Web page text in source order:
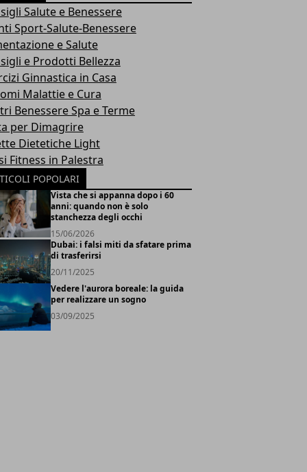
Salute e Benessere
Sport-Salute-Benessere
e Salute
e Prodotti Bellezza
Ginnastica in Casa
Malattie e Cura
Benessere Spa e Terme
per Dimagrire
Dietetiche Light
Fitness in Palestra
POPOLARI
Vista che si appanna dopo i 60
anni: quando non è solo
stanchezza degli occhi
15/06/2026
Dubai: i falsi miti da sfatare prima
di trasferirsi
20/11/2025
Vedere l'aurora boreale: la guida
per realizzare un sogno
03/09/2025